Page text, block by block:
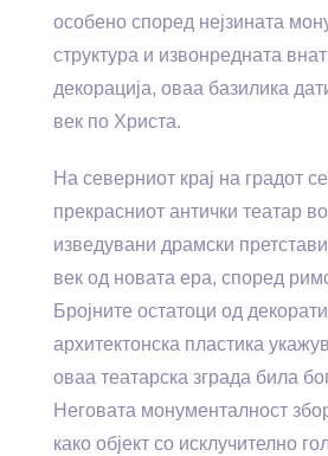
особено според нејзината
структура и извонредната
декорација, оваа базилика
век по Христа.
На северниот крај на градот
прекрасниот антички театар
изведувани драмски
век од новата ера, според
Бројните остатоци од
архитектонска пластика
оваа театарска зграда била
Неговата монументалност
како објект со исклучително